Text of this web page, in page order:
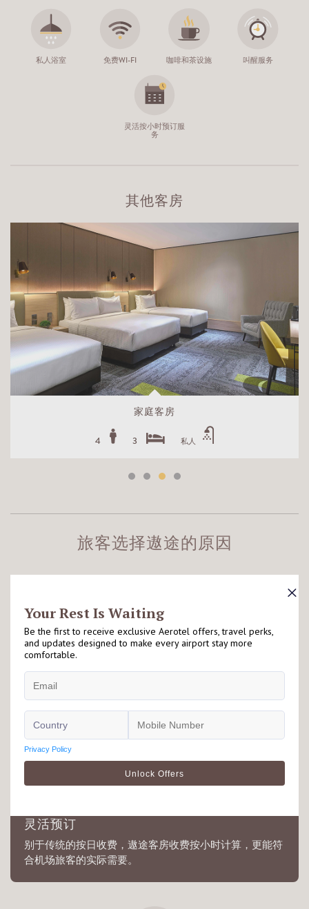
私人浴室 免费WI-FI 咖啡和茶设施 叫醒服务
灵活按小时预订服
务
其他客房
家庭客房
4 3 私人
旅客选择遨途的原因
毗邻机场
遨途坐落于机场客运大楼禁区内外，适合因出入境或转机
旅客停留享用，详情请查看有关酒店落地页以了解更多资
灵活预订
别于传统的按日收费，遨途客房收费按小时计算，更能符
合机场旅客的实际需要。